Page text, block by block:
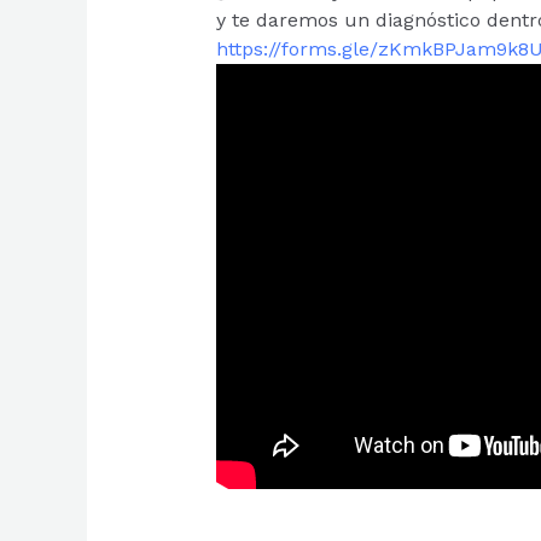
y te daremos un diagnóstico
https://forms.gle/